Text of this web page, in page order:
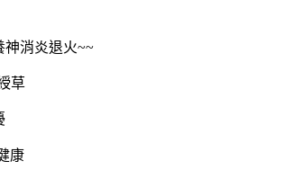
神消炎退火~~
草
康